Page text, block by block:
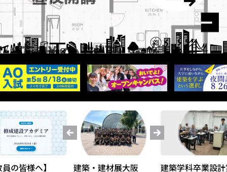
Topics
修成トピックス
建材展大阪
建築学科卒業設計第
3級造園技能士合